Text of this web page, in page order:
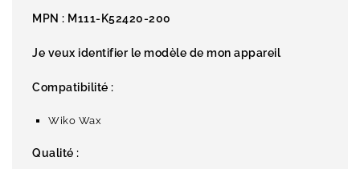
MPN : M111-K52420-200
Je veux identifier le modèle de mon appareil
Compatibilité :
Wiko Wax
Qualité :